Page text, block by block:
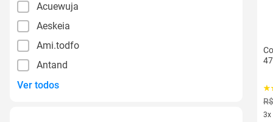
Acuewuja
Aeskeia
Ami.todfo
Antand
Ver todos
3x